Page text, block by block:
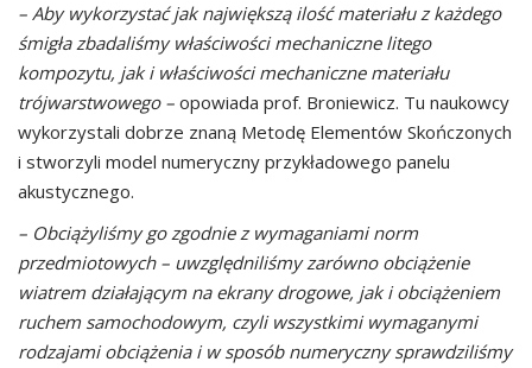
– Aby wykorzystać jak największą ilość materiału z każdego
śmigła zbadaliśmy właściwości mechaniczne litego
kompozytu, jak i właściwości mechaniczne materiału
trójwarstwowego – opowiada prof. Broniewicz. Tu naukowcy
wykorzystali dobrze znaną Metodę Elementów Skończonych
i stworzyli model numeryczny przykładowego panelu
akustycznego.
– Obciążyliśmy go zgodnie z wymaganiami norm
przedmiotowych – uwzględniliśmy zarówno obciążenie
wiatrem działającym na ekrany drogowe, jak i obciążeniem
ruchem samochodowym, czyli wszystkimi wymaganymi
rodzajami obciążenia i w sposób numeryczny sprawdziliśmy